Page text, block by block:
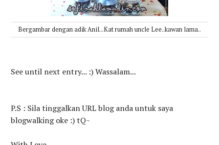
Bergambar dengan adik Anil...Kat rumah uncle Lee..kawan lama..
See until next entry... :) Wassalam...
P.S : Sila tinggalkan URL blog anda untuk saya
blogwalking oke :) tQ~